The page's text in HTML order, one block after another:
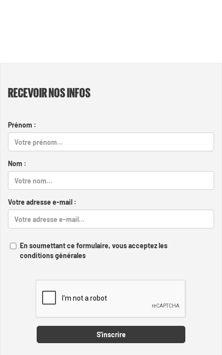
RECEVOIR NOS INFOS
Prénom :
Nom :
Votre adresse e-mail :
En soumettant ce formulaire, vous acceptez les
conditions générales
S'inscrire